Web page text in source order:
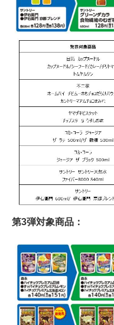
第3弾対象商品：